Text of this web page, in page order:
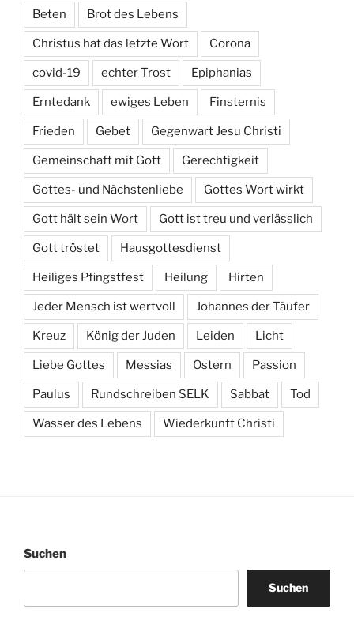
Beten Brot des Lebens
Christus hat das letzte Wort Corona
covid-19 echter Trost Epiphanias
Erntedank ewiges Leben Finsternis
Frieden Gebet Gegenwart Jesu Christi
Gemeinschaft mit Gott Gerechtigkeit
Gottes- und Nächstenliebe Gottes Wort wirkt
Gott hält sein Wort Gott ist treu und verlässlich
Gott tröstet Hausgottesdienst
Heiliges Pfingstfest Heilung Hirten
Jeder Mensch ist wertvoll Johannes der Täufer
Kreuz König der Juden Leiden Licht
Liebe Gottes Messias Ostern Passion
Paulus Rundschreiben SELK Sabbat Tod
Wasser des Lebens Wiederkunft Christi
Suchen
Suchen